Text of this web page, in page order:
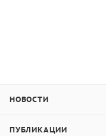
НОВОСТИ
ПУБЛИКАЦИИ